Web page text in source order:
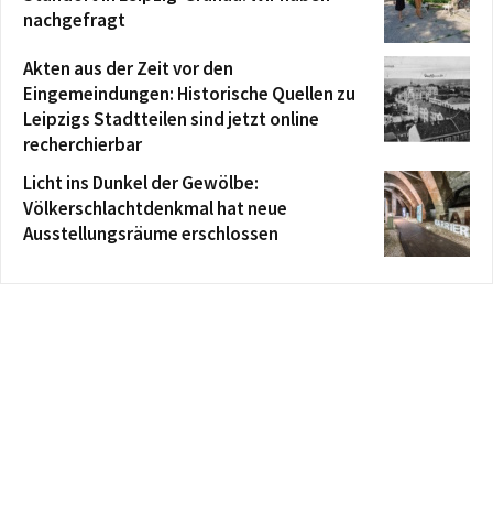
nachgefragt
Akten aus der Zeit vor den
Eingemeindungen: Historische Quellen zu
Leipzigs Stadtteilen sind jetzt online
recherchierbar
Licht ins Dunkel der Gewölbe:
Völkerschlachtdenkmal hat neue
Ausstellungsräume erschlossen